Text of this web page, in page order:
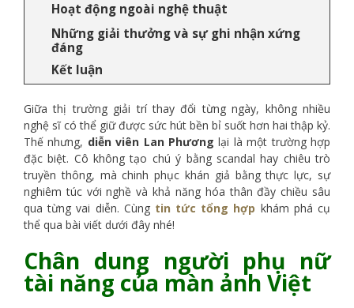
Hoạt động ngoài nghệ thuật
Những giải thưởng và sự ghi nhận xứng
đáng
Kết luận
Giữa thị trường giải trí thay đổi từng ngày, không nhiều
nghệ sĩ có thể giữ được sức hút bền bỉ suốt hơn hai thập kỷ.
Thế nhưng, diễn viên Lan Phương lại là một trường hợp
đặc biệt. Cô không tạo chú ý bằng scandal hay chiêu trò
truyền thông, mà chinh phục khán giả bằng thực lực, sự
nghiêm túc với nghề và khả năng hóa thân đầy chiều sâu
qua từng vai diễn. Cùng tin tức tổng hợp khám phá cụ
thể qua bài viết dưới đây nhé!
Chân dung người phụ nữ
tài năng của màn ảnh Việt